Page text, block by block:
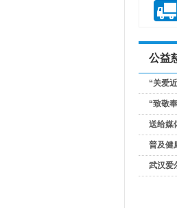
公益
“关爱
“致敬
送给媒
普及健
武汉爱